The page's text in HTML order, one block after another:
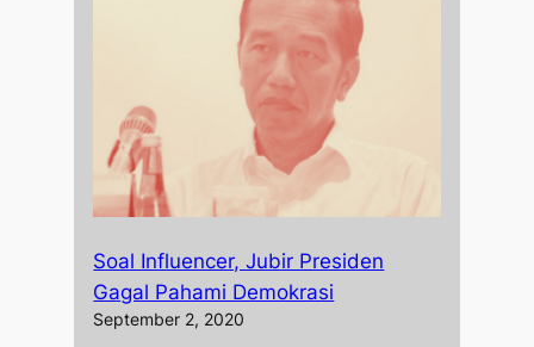
Soal Influencer, Jubir Presiden
Gagal Pahami Demokrasi
September 2, 2020